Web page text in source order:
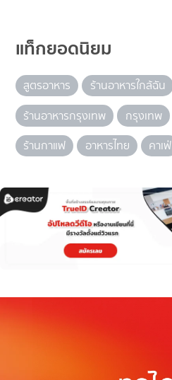
แท็กยอดนิยม
สูตรอาหาร ร้านอาหารใกล้ฉัน
ร้านอาหารกรุงเทพ
กรุงเทพ
ร้านกาแฟ
อาหารไทย คาเฟ่